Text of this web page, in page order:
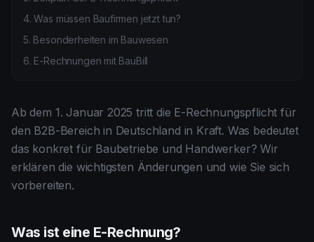
4.Was müssen Baufirmen jetzt tun?
5. Besonderheiten im Bauwesen
6. E-Rechnungen mit BauBill
Ab dem 1. Januar 2025 tritt die E-Rechnungspflicht für
den B2B-Bereich in Deutschland in Kraft. Was bedeutet
das konkret für Baubetriebe und Handwerker? Wir
erklären die wichtigsten Änderungen und wie Sie sich
vorbereiten.
Was ist eine E-Rechnung?